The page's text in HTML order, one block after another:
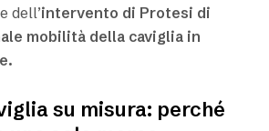
dell’intervento di Protesi di
mobilità della caviglia in
su misura: perché